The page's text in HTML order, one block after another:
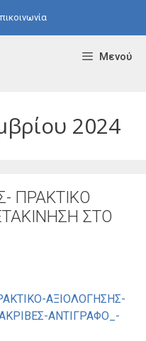
Μενού
2024
ΠΡΑΚΤΙΚΟ
ΣΤΟ
ΑΞΙΟΛΟΓΗΣΗΣ-
ΑΝΤΙΓΡΑΦΟ_-